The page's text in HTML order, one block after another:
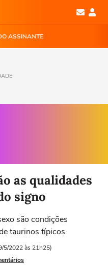
ASSINANTE
Gêmeos
05 a 20/06
Câncer
21/06 a 21/07
as qualidades
signo
são condições
taurinos típicos
5/2022 às 21h25)